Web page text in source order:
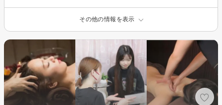
その他の情報を表示